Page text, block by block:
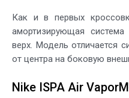
Как и в первых
амортизирующая система
верх. Модель отличается
от центра на боковую
Nike ISPA Air